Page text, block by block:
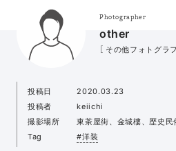
Photographer
other
［ その他フォトグラ
投稿日
2020.03.23
投稿者
keiichi
撮影場所
東茶屋街、金城樓、歴史民
Tag
#洋装